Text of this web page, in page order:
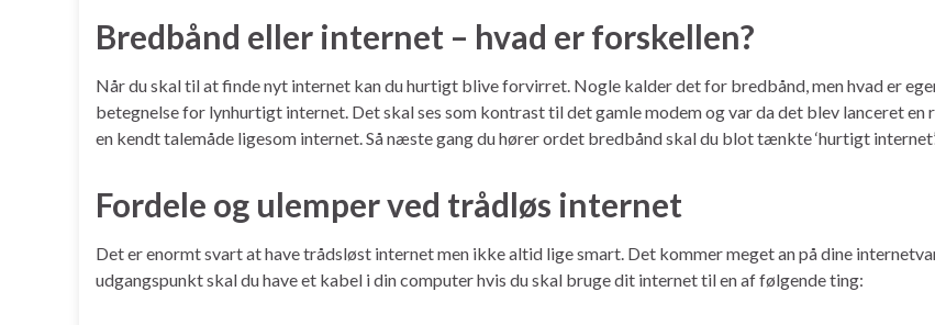
Bredbånd eller internet – hvad er forskellen?
Når du skal til at finde nyt internet kan du hurtigt blive forvirret. Nogle kalder det for bredbånd, men hvad er
betegnelse for lynhurtigt internet. Det skal ses som kontrast til det gamle modem og var da det blev lanceret
en kendt talemåde ligesom internet. Så næste gang du hører ordet bredbånd skal du blot tænkte ‘hurtigt
Fordele og ulemper ved trådløs internet
Det er enormt svart at have trådsløst internet men ikke altid lige smart. Det kommer meget an på dine
udgangspunkt skal du have et kabel i din computer hvis du skal bruge dit internet til en af følgende ting: